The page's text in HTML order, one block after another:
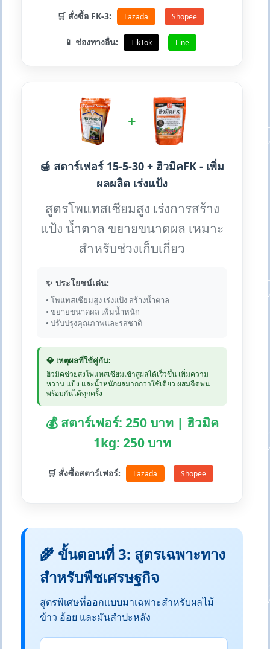
🛒 สั่งซื้อ FK-3: Lazada Shopee
📱 ช่องทางอื่น: TikTok Line
+
🍯 สตาร์เฟอร์ 15-5-30 + ฮิวมิคFK - เพิ่ม
ผลผลิต เร่งแป้ง
สูตรโพแทสเซียมสูง เร่งการสร้าง
แป้ง น้ำตาล ขยายขนาดผล เหมาะ
สำหรับช่วงเก็บเกี่ยว
✨ ประโยชน์เด่น:
• โพแทสเซียมสูง เร่งแป้ง สร้างน้ำตาล
• ขยายขนาดผล เพิ่มน้ำหนัก
• ปรับปรุงคุณภาพและรสชาติ
💎 เหตุผลที่ใช้คู่กัน:
ฮิวมิคช่วยส่งโพแทสเซียมเข้าสู่ผลได้เร็วขึ้น เพิ่มความ
หวาน แป้ง และน้ำหนักผลมากกว่าใช้เดี่ยว ผสมฉีดพ่น
พร้อมกันได้ทุกครั้ง
💰 สตาร์เฟอร์: 250 บาท | ฮิวมิค
1kg: 250 บาท
🛒 สั่งซื้อสตาร์เฟอร์: Lazada Shopee
🌾 ขั้นตอนที่ 3: สูตรเฉพาะทาง
สำหรับพืชเศรษฐกิจ
สูตรพิเศษที่ออกแบบมาเฉพาะสำหรับผลไม้
ข้าว อ้อย และมันสำปะหลัง